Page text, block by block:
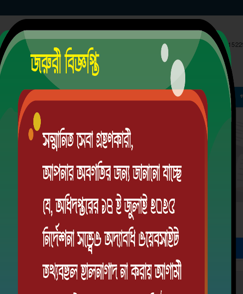
হাই স্কুল EIIN:
ভ্যাকসিন রুটিন রেজাল্ট
সিলেবাস